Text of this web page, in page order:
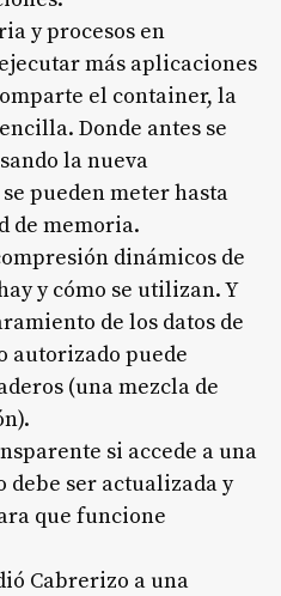
y procesos en
más aplicaciones
el container, la
Donde antes se
la nueva
pueden meter hasta
de memoria.
dinámicos de
y cómo se utilizan. Y
de los datos de
autorizado puede
(una mezcla de
si accede a una
ser actualizada y
que funcione
Cabrerizo a una